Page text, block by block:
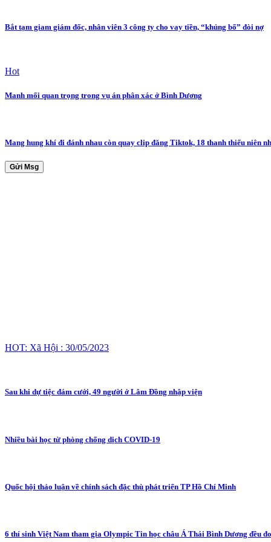
Bắt tạm giam giám đốc, nhân viên 3 công ty cho vay tiền, “khủng bố” đòi nợ
Hot
Manh mối quan trọng trong vụ án phân xác ở Bình Dương
Mang hung khí đi đánh nhau còn quay clip đăng Tiktok, 18 thanh thiếu niên
Gửi Msg
HOT: Xã Hội : 30/05/2023
Sau khi dự tiệc đám cưới, 49 người ở Lâm Đồng nhập viện
Nhiều bài học từ phòng chống dịch COVID-19
Quốc hội thảo luận về chính sách đặc thù phát triển TP Hồ Chí Minh
6 thí sinh Việt Nam tham gia Olympic Tin học châu Á Thái Bình Dương đều